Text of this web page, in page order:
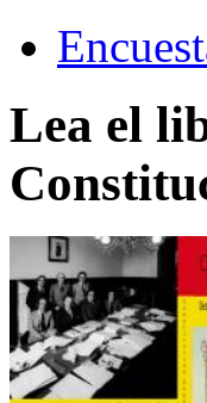
Lea el